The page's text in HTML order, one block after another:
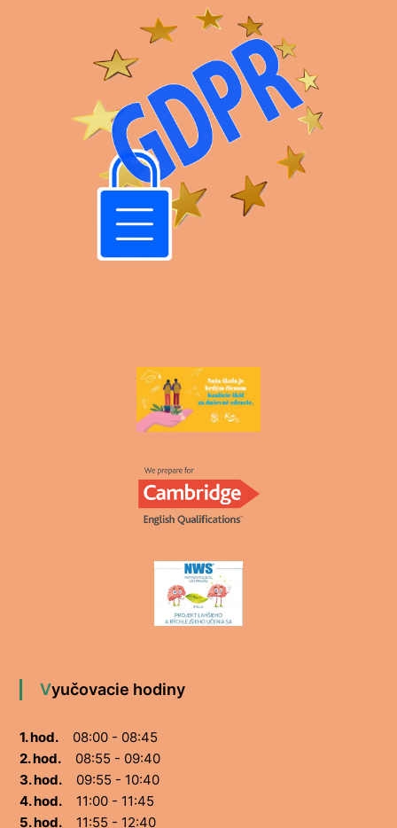
Vyučovacie hodiny
1. hod.08:00 - 08:45
2. hod.08:55 - 09:40
3. hod.09:55 - 10:40
4. hod.11:00 - 11:45
5. hod.11:55 - 12:40